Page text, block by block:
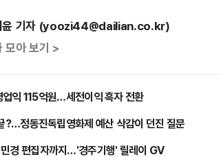
윤 기자 (yoozi44@dailian.co.kr)
모아 보기 >
익 115억원…세전이익 흑자 전환
?…정동진독립영화제 예산 삭감이 던진 질문
경 편집자까지…'경주기행' 릴레이 GV